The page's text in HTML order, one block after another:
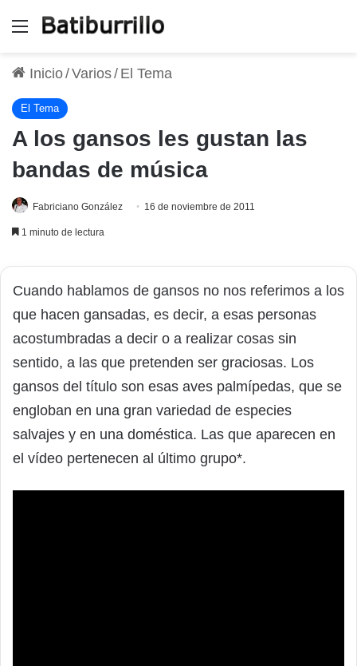
Menú
Inicio/Varios/ El Tema
El Tema
A los gansos les gustan las
bandas de música
Fabriciano González 16 de noviembre de 2011
1 minuto de lectura
Cuando hablamos de gansos no nos referimos a los
que hacen gansadas, es decir, a esas personas
acostumbradas a decir o a realizar cosas sin
sentido, a las que pretenden ser graciosas. Los
gansos del título son esas aves palmípedas, que se
engloban en una gran variedad de especies
salvajes y en una doméstica. Las que aparecen en
el vídeo pertenecen al último grupo*.